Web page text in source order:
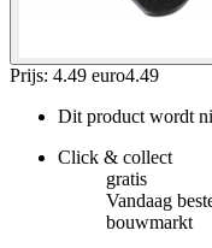
Prijs: 4.49 euro4.49
Dit product wordt
Click & collect
gratis
Vandaag
bouwmarkt